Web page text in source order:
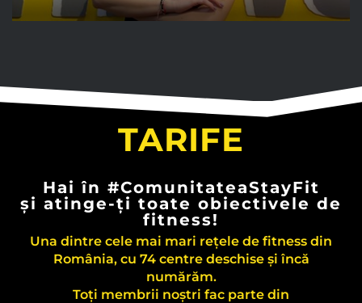
TARIFE
Hai în #ComunitateaStayFit
și atinge-ți toate obiectivele de
fitness!
Una dintre cele mai mari rețele de fitness din
România, cu 74 centre deschise și încă
numărăm.
Toți membrii noștri fac parte din